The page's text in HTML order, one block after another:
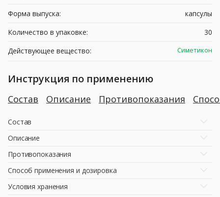
Форма выпуска:
капсулы
Количество в упаковке:
30
Действующее вещество:
Симетикон
Инструкция по применению
Состав Описание Противопоказания
Состав
Описание
Противопоказания
Способ применения и дозировка
Условия хранения